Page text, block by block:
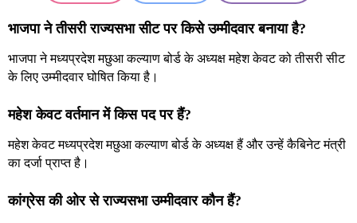
भाजपा ने तीसरी राज्यसभा सीट पर किसे उम्मीदवार बनाया है?
भाजपा ने मध्यप्रदेश मछुआ कल्याण बोर्ड के अध्यक्ष महेश केवट को तीसरी सीट
के लिए उम्मीदवार घोषित किया है।
महेश केवट वर्तमान में किस पद पर हैं?
महेश केवट मध्यप्रदेश मछुआ कल्याण बोर्ड के अध्यक्ष हैं और उन्हें कैबिनेट मंत्री
का दर्जा प्राप्त है।
कांग्रेस की ओर से राज्यसभा उम्मीदवार कौन हैं?